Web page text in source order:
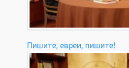
Пишите, евреи, пишите!